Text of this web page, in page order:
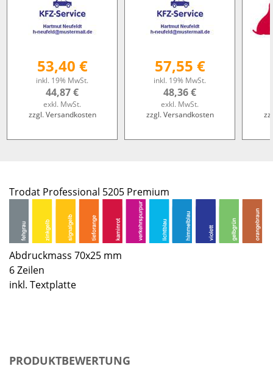
53,40 €
inkl. 19% MwSt.
44,87 €
exkl. MwSt.
zzgl. Versandkosten
57,55 €
inkl. 19% MwSt.
48,36 €
exkl. MwSt.
zzgl. Versandkosten
Trodat Professional 5205 Premium
Abdruckmass 70x25 mm
6 Zeilen
inkl. Textplatte
PRODUKTBEWERTUNG